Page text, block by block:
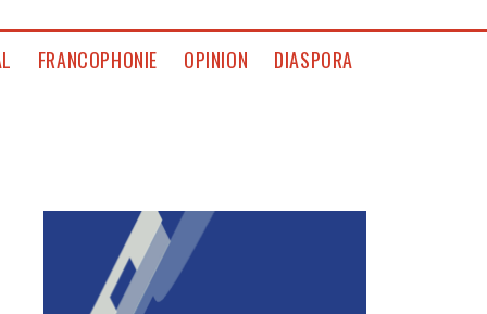
FRANCOPHONIE OPINION DIASPORA